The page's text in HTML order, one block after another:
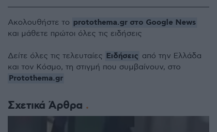
Σχετικά Άρθρα
Ακολουθήστε το protothema.gr στο Google News
και μάθετε πρώτοι όλες τις ειδήσεις
Δείτε όλες τις τελευταίες Ειδήσεις από την Ελλάδα
και τον Κόσμο, τη στιγμή που συμβαίνουν, στο
Protothema.gr